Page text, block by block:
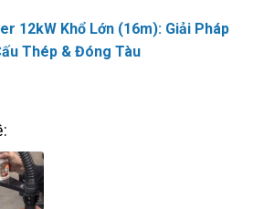
12kW Khổ Lớn (16m): Giải Pháp
Thép & Đóng Tàu